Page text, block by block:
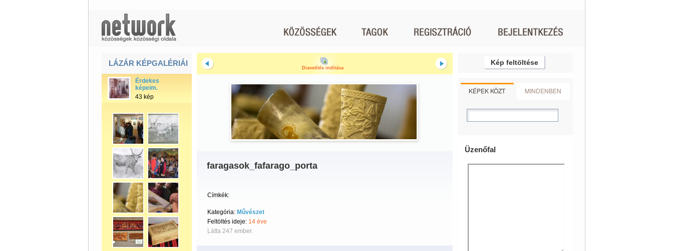
LÁZÁR KÉPGALÉRIÁI
Érdekes
képeim.
43 kép
Diavetítés indítása
faragasok_fafarago_porta
Címkék:
Kategória: Művészet
Feltöltés ideje: 14 éve
Látta 247 ember.
Kép feltöltése
KÉPEK KÖZT MINDENBEN
Üzenőfal